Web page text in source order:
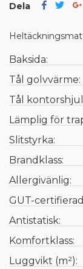
Dela
Baksida:
Tål golvvärme:
Tål
Lämplig för
Slitstyrka:
Brandklass:
Allergivänlig:
GUT-
Antistatisk:
Komfortklass:
Luggvikt (m²):